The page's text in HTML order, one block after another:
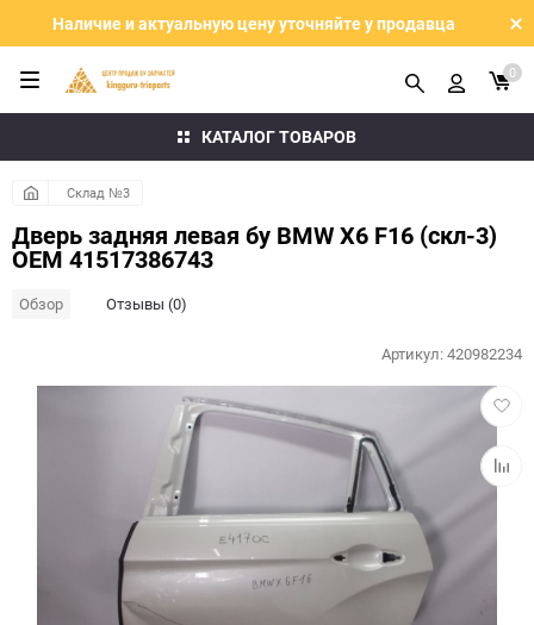
Наличие и актуальную цену уточняйте у продавца
КАТАЛОГ ТОВАРОВ
0
Склад №3
Дверь задняя левая бу BMW X6 F16 (скл-3)
OEM 41517386743
Обзор Отзывы (0)
в
к
Артикул:420982234